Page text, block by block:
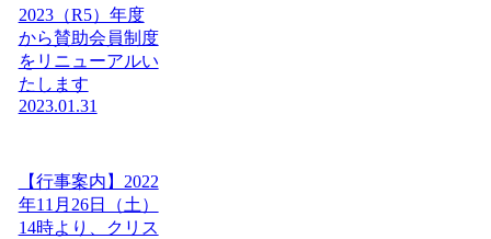
2023（R5）年度
から賛助会員制度
をリニューアルい
たします
2023.01.31
【行事案内】2022
年11月26日（土）
14時より、クリス